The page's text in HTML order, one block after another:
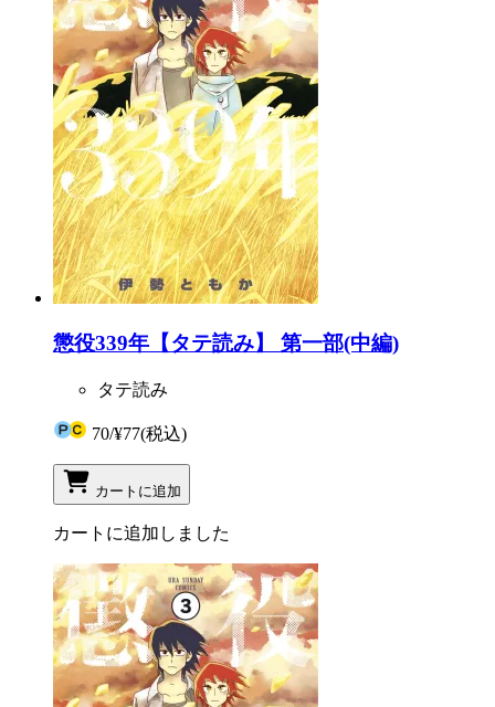
懲役339年【タテ読み】 第一部(中編)
タテ読み
70/¥77(税込)
カートに追加
カートに追加しました